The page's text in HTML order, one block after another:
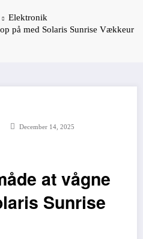
Elektronik
på med Solaris Sunrise Vækkeur
December 14, 2025
at vågne
Sunrise